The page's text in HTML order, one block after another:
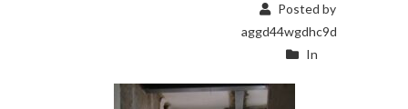
Posted by
aggd44wgdhc9d
In